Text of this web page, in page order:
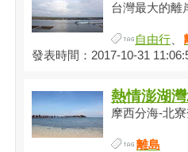
台灣最大的離
自由行
發表時間：2017-10-31
熱情澎湖
摩西分海-北
離島